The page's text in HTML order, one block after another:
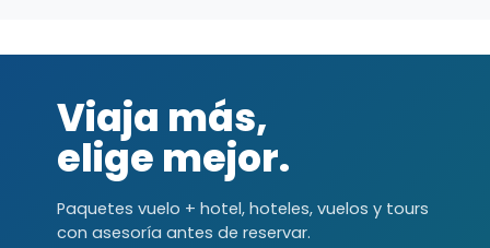
Viaja más,
elige mejor.
Paquetes vuelo + hotel, hoteles, vuelos y tours
con asesoría antes de reservar.